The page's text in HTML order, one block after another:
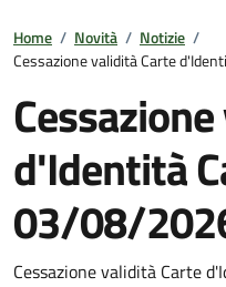
Home / Novità / Notizie /
Cessazione validità Carte
d'Identità
03/08/
Cessazione validità Carte